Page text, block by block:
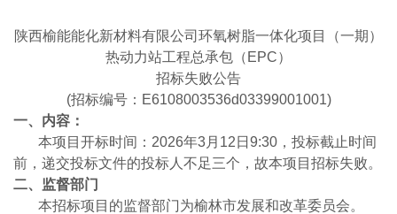
陕西榆能能化新材料有限公司环氧树脂一体化项目（一期）
热动力站工程总承包（ EPC）
招标失败公告
(招标编号： E6108003536d03399001001)
一、内容：
本项目开标时间： 2026年3月 12 日 9:30 ，投标截止时间
前，递交投标文件的投标人不足三个，故本项目招标失败。
二、监督部门
本招标项目的监督部门为榆林市发展和改革委员会。